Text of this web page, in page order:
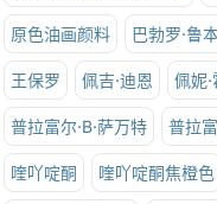
原色油画颜料 巴勃罗·鲁
王保罗 佩吉·迪恩 佩妮
普拉富尔·B·萨万特 普拉
喹吖啶酮 喹吖啶酮焦橙色